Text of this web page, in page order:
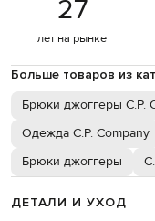
27
лет на рынке
Больше товаров из
Брюки джоггеры C.P.
Одежда C.P. Company
Брюки джоггеры
ДЕТАЛИ И УХОД